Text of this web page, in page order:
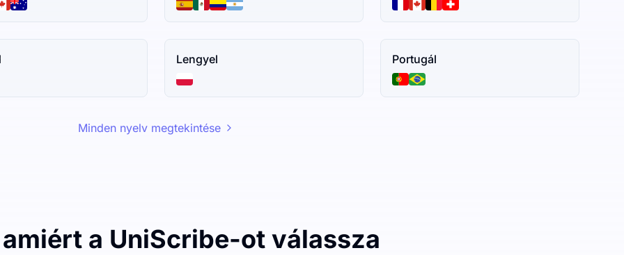
Lengyel Portugál
Minden nyelv megtekintése
a UniScribe-ot válassza